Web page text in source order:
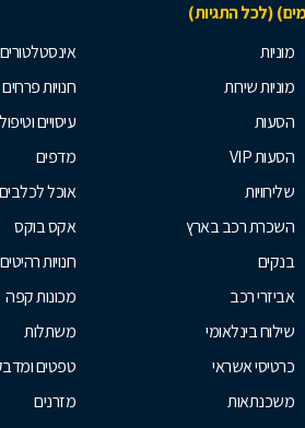
(לכל התגיות)
מוניות
מוניות שירות
הסעות
הסעות VIP
שליחויות
השכרת רכב בארץ
בנקים
אביזרי רכב
שילוח בינלאומי
כרטיסי אשראי
משכנתאות
אינסטלטורים
חנויות פרחים
עיסויים
מדפים
אוכל לכלבים
אקס בוקס
חנויות רהיטים
מכונות קפה
משתלות
טפטים
מזרנים